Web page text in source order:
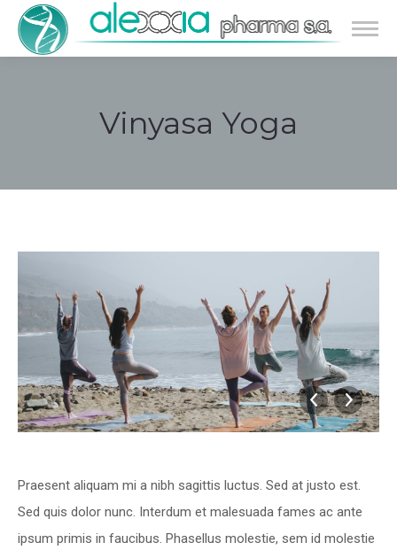
Vinyasa Yoga
Praesent aliquam mi a nibh sagittis luctus. Sed at justo est.
Sed quis dolor nunc. Interdum et malesuada fames ac ante
ipsum primis in faucibus. Phasellus molestie, sem id molestie